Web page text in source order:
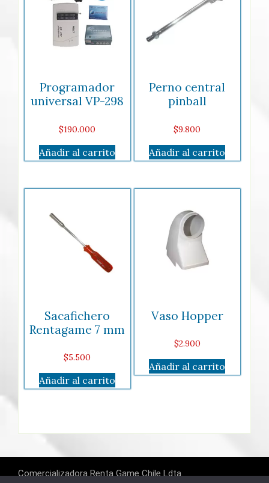
Programador
universal VP-298
$190.000
Añadir al carrito
Perno central
pinball
$9.800
Añadir al carrito
Sacafichero
Rentagame 7 mm
$5.500
Añadir al carrito
Vaso Hopper
$2.900
Añadir al carrito
Comercializadora Renta Game Chile Ldta.